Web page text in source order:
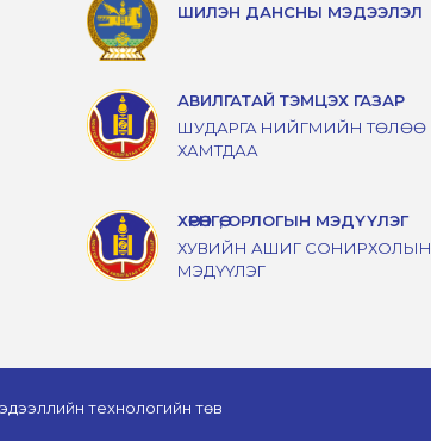
ШИЛЭН ДАНСНЫ МЭДЭЭЛЭЛ
АВИЛГАТАЙ ТЭМЦЭХ ГАЗАР
ШУДАРГА НИЙГМИЙН ТӨЛӨӨ
ХАМТДАА
ХӨРӨНГӨ, ОРЛОГЫН МЭДҮҮЛЭГ
ХУВИЙН АШИГ СОНИРХОЛЫН
МЭДҮҮЛЭГ
технологийн төв